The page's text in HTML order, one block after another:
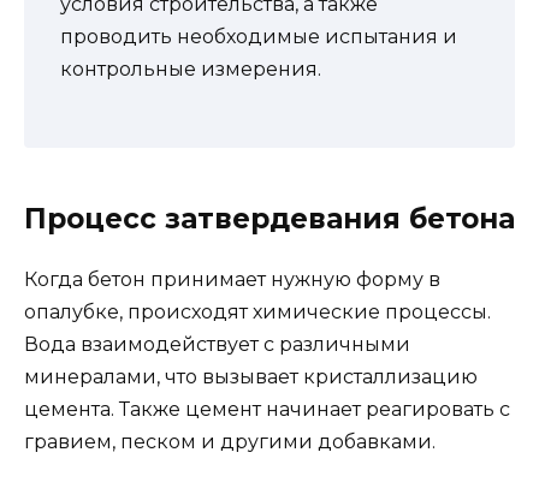
проводить необходимые испытания и
контрольные измерения.
Процесс затвердевания бетона
Когда бетон принимает нужную форму в
опалубке, происходят химические процессы.
Вода взаимодействует с различными
минералами, что вызывает кристаллизацию
цемента. Также цемент начинает реагировать с
гравием, песком и другими добавками.